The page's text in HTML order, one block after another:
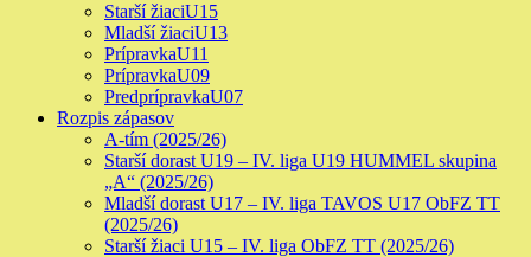
Starší žiaciU15
Mladší žiaciU13
PrípravkaU11
PrípravkaU09
PredprípravkaU07
Rozpis zápasov
A-tím (2025/26)
Starší dorast U19 – IV. liga U19 HUMMEL skupina
„A“ (2025/26)
Mladší dorast U17 – IV. liga TAVOS U17 ObFZ TT
(2025/26)
Starší žiaci U15 – IV. liga ObFZ TT (2025/26)